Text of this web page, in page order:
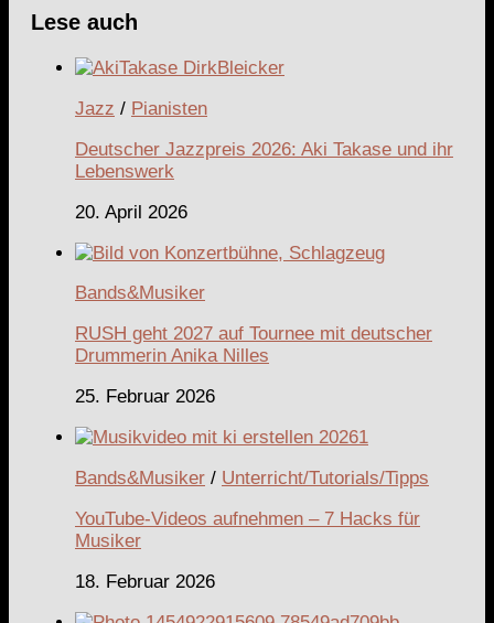
Lese auch
Jazz / Pianisten
Deutscher Jazzpreis 2026: Aki Takase und ihr
Lebenswerk
20. April 2026
Bands&Musiker
RUSH geht 2027 auf Tournee mit deutscher
Drummerin Anika Nilles
25. Februar 2026
Bands&Musiker / Unterricht/Tutorials/Tipps
YouTube-Videos aufnehmen – 7 Hacks für
Musiker
18. Februar 2026